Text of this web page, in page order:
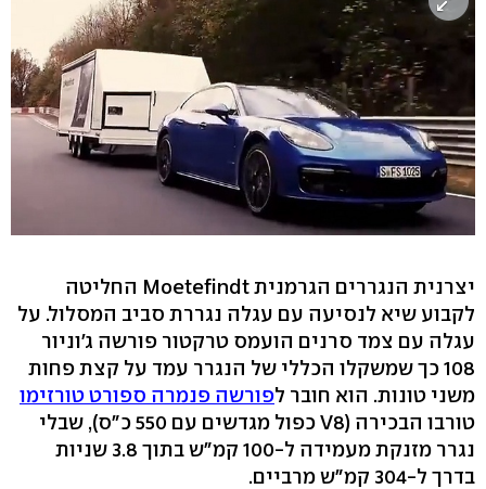
יצרנית הנגררים הגרמנית Moetefindt החליטה
לקבוע שיא לנסיעה עם עגלה נגררת סביב המסלול. על
עגלה עם צמד סרנים הועמס טרקטור פורשה ג'וניור
108 כך שמשקלו הכללי של הנגרר עמד על קצת פחות
משני טונות. הוא חובר לפורשה פנמרה ספורט טורזימו
טורבו הבכירה (V8 כפול מגדשים עם 550 כ"ס), שבלי
נגרר מזנקת מעמידה ל-100 קמ"ש בתוך 3.8 שניות
בדרך ל-304 קמ"ש מרביים.